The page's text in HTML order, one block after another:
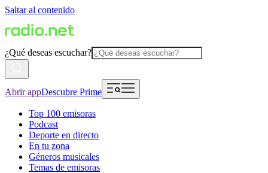
Saltar al contenido
¿Qué deseas escuchar?
Abrir appDescubre Prime
Top 100 emisoras
Podcast
Deporte en directo
En tu zona
Géneros musicales
Temas de emisoras